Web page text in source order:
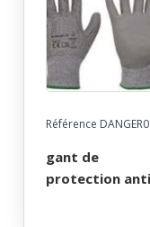
Référence
gant de
protection